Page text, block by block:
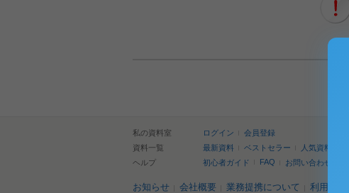
私の資料室 ログイン
会員登録
資料一覧
最新資料 ベストセラー 人気資料
ヘルプ
初心者ガイド FAQ お問い合わせ
お知らせ 会社概要 業務提携について 利用規約